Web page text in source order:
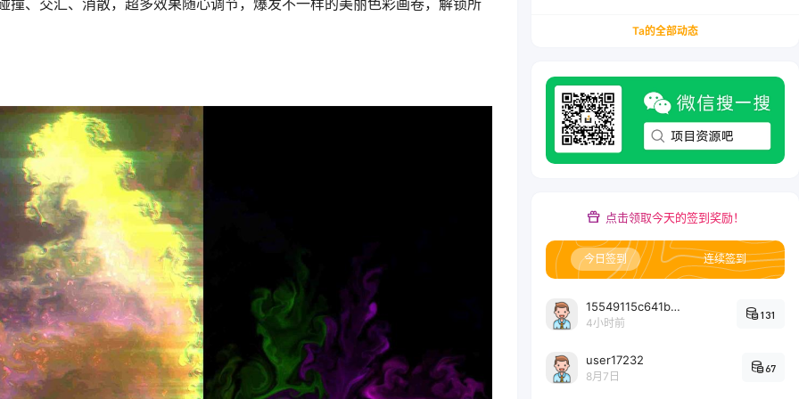
、交汇、消散，超多效果随心调节，爆发不一样的美丽色彩画卷，解锁所
Ta的全部动态
点击领取今天的签到奖励！
今日签到 连续签到
15549115c641bc6524e64d1d800349ec7396
4小时前
131
user17232
8月7日
67